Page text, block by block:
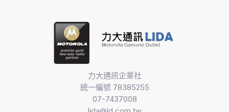
力大通訊企業社
統一編號 78385255
07-7437008